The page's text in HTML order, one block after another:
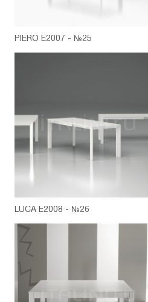
PIERO E2007 - №25
LUCA E2008 - №26